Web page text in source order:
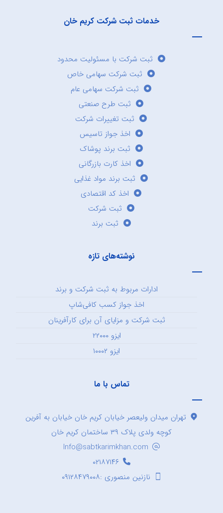
خدمات ثبت شرکت کریم خان
ثبت شرکت با مسئولیت محدود
ثبت شرکت سهامی خاص
ثبت شرکت سهامی عام
ثبت طرح صنعتی
ثبت تغییرات شرکت
اخذ جواز تاسیس
ثبت برند پوشاک
اخذ کارت بازرگانی
ثبت برند مواد غذایی
اخذ کد اقتصادی
ثبت شرکت
ثبت برند
نوشته‌های تازه
ادارات مربوط به ثبت شرکت و برند
اخذ جواز کسب کافی‌شاپ
ثبت شرکت و مزایای آن برای کارآفرینان
ایزو ۲۲۰۰۰
ایزو ۱۰۰۰۲
تماس با ما
تهران میدان ولیعصر خیابان کریم خان خیابان به آفرین
کوچه ولدی پلاک ۳۹ ساختمان کریم خان
Info@sabtkarimkhan.com
۰۲۱۸۷۱۴۶
نازنین منصوری :۰۹۱۲۸۴۷۹۰۰۸